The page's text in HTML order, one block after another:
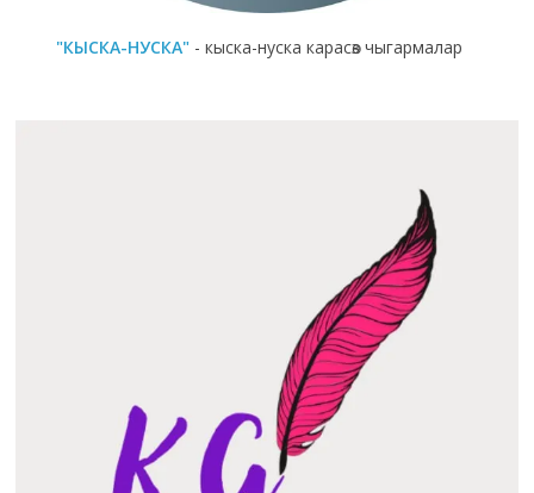
"КЫСКА-НУСКА" - кыска-нуска карасөз чыгармалар